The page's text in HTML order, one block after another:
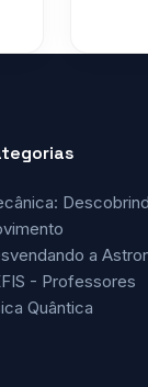
a
- Professores
Quântica